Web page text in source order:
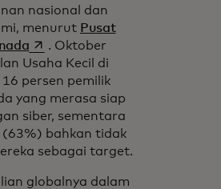
nasional dan
menurut Pusat
opens in a new tab
. Oktober
Usaha Kecil di
persen pemilik
yang merasa siap
siber, sementara
bahkan tidak
sebagai target.
globalnya dalam